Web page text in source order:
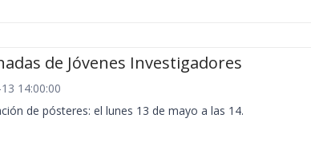
de Jóvenes Investigadores
14:00:00
de pósteres: el lunes 13 de mayo a las 14.